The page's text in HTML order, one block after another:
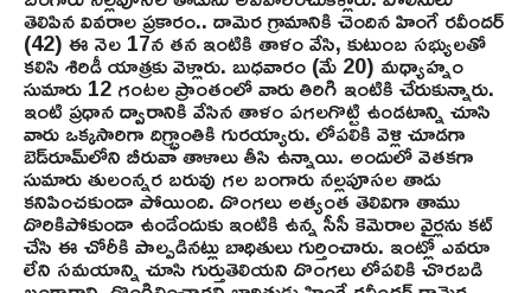
తెలిపిన వివరాల ప్రకారం.. దామెర గ్రామానికి చెందిన హింగే రవీందర్
(42) ఈ నెల 17న తన ఇంటికి తాళం వేసి, కుటుంబ సభ్యులతో
కలిసి శిరిడీ యాత్రకు వెళ్లారు. బుధవారం (మే 20) మధ్యాహ్నం
సుమారు 12 గంటల ప్రాంతంలో వారు తిరిగి ఇంటికి చేరుకున్నారు.
ఇంటి ప్రధాన ద్వారానికి వేసిన తాళం పగలగొట్టి ఉండటాన్ని చూసి
వారు ఒక్కసారిగా దిగ్భ్రాంతికి గురయ్యారు. లోపలికి వెళ్లి చూడగా
బెడ్‌రూమ్‌లోని బీరువా తాళాలు తీసి ఉన్నాయి. అందులో వెతకగా
సుమారు తులంన్నర బరువు గల బంగారు నల్లపూసల తాడు
కనిపించకుండా పోయింది. దొంగలు అత్యంత తెలివిగా తాము
దొరికిపోకుండా ఉండేందుకు ఇంటికి ఉన్న సీసీ కెమెరాల వైర్లను కట్
చేసి ఈ చోరీకి పాల్పడినట్లు బాధితులు గుర్తించారు. ఇంట్లో ఎవరూ
లేని సమయాన్ని చూసి గుర్తుతెలియని దొంగలు లోపలికి చొరబడి